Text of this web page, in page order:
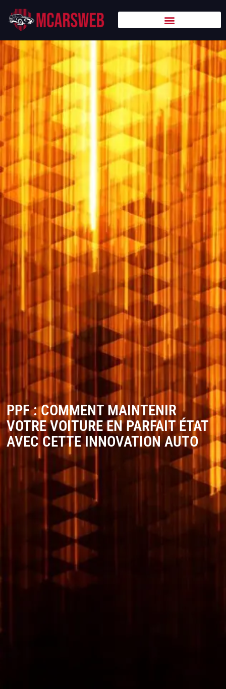
PPF : COMMENT MAINTENIR
VOTRE VOITURE EN PARFAIT ÉTAT
AVEC CETTE INNOVATION AUTO